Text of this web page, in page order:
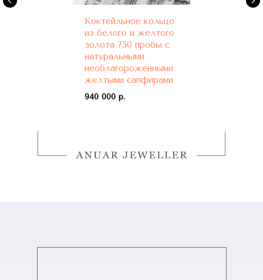
Коктейльное кольцо
из белого и желтого
золота 750 пробы с
натуральными
необлагороженными
желтыми сапфирами
940 000 р.